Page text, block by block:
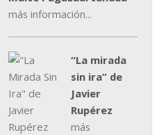
más información...
“La mirada
sin ira” de
Javier
Rupérez
más